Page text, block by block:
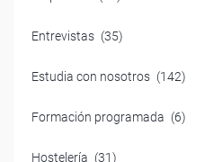
Entrevistas (35)
Estudia con nosotros (142)
Formación programada (6)
Hostelería (31)